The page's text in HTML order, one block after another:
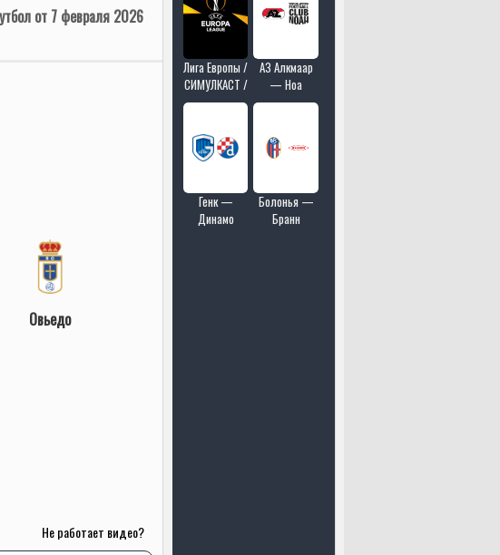
от 7 февраля 2026
Овьедо
Не работает видео?
Лига Европы /
СИМУЛКАСТ /
МУЛЬТИКАСТ
одном эфире
АЗ Алкмаар
— Ноа
Генк —
Динамо
Болонья —
Бранн